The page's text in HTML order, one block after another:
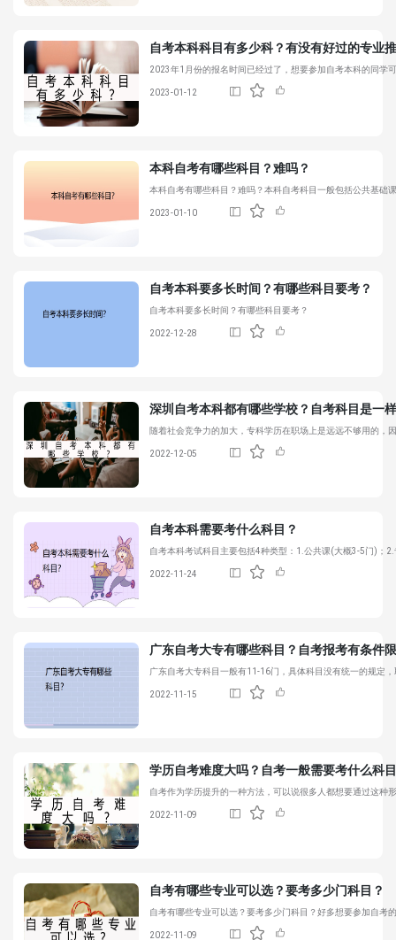
自考本科科目有多少科？有没有好过的专业
2023年1月份的报名时间已经过了，想要参加自考本科的同学
2023-01-12
本科自考有哪些科目？难吗？
本科自考有哪些科目？难吗？本科自考科目一般包括公共基础
2023-01-10
自考本科要多长时间？有哪些科目要考？
自考本科要多长时间？有哪些科目要考？
2022-12-28
深圳自考本科都有哪些学校？ 自考科目是一
随着社会竞争力的加大，专科学历在职场上是远远不够用的，
2022-12-05
自考本科需要考什么科目？
自考本科考试科目主要包括4种类型：1.公共课(大概3-5门)；
2022-11-24
广东自考大专有哪些科目？自考报考有条件
广东自考大专科目一般有11-16门，具体科目没有统一的规定
2022-11-15
学历自考难度大吗？自考一般需要考什么科
自考作为学历提升的一种方法，可以说很多人都想要通过这种
2022-11-09
自考有哪些专业可以选？要考多少门科目？
自考有哪些专业可以选？要考多少门科目？好多想要参加自考
2022-11-09